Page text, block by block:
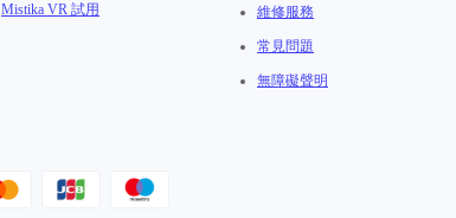
Mistika VR 試用 維修服務
常見問題
無障礙聲明